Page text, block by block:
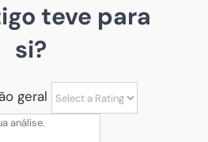
teve para
si?
geral